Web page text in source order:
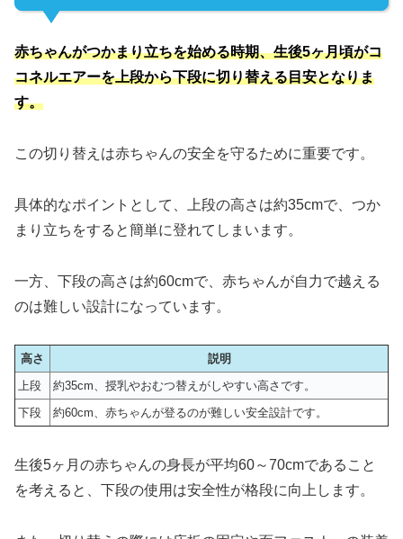
赤ちゃんがつかまり立ちを始める時期、生後5ヶ月頃がコ
コネルエアーを上段から下段に切り替える目安となりま
す。
この切り替えは赤ちゃんの安全を守るために重要です。
具体的なポイントとして、上段の高さは約35cmで、つか
まり立ちをすると簡単に登れてしまいます。
一方、下段の高さは約60cmで、赤ちゃんが自力で越える
のは難しい設計になっています。
高さ
説明
上段
約35cm、授乳やおむつ替えがしやすい高さです。
下段
約60cm、赤ちゃんが登るのが難しい安全設計です。
生後5ヶ月の赤ちゃんの身長が平均60～70cmであること
を考えると、下段の使用は安全性が格段に向上します。